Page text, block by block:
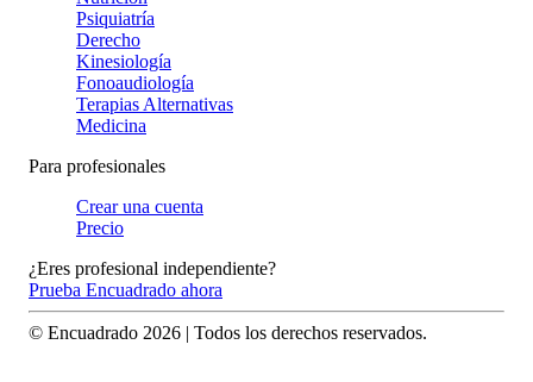
Psiquiatría
Derecho
Kinesiología
Fonoaudiología
Terapias Alternativas
Medicina
Para profesionales
Crear una cuenta
Precio
¿Eres profesional independiente?
Prueba Encuadrado ahora
© Encuadrado 2026 | Todos los derechos reservados.